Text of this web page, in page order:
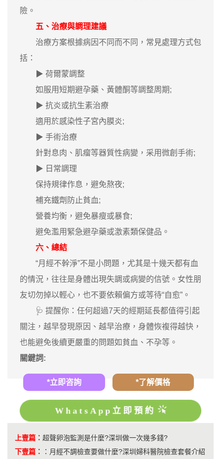
險。
五、治療與調理建議
治療方案根據病因不同而不同，常見處理方式包
括：
▶ 荷爾蒙調整
如服用短期避孕藥、黃體酮等調整周期;
▶ 抗炎或抗生素治療
適用於感染性子宮內膜炎;
▶ 手術治療
針對息肉、肌瘤等器質性病變，采用微創手術;
▶ 日常調理
保持規律作息，避免熬夜;
補充鐵劑防止貧血;
營養均衡，避免暴瘦或暴食;
避免濫用緊急避孕藥或激素類保健品。
六、總結
“月經不幹淨”不是小問題，尤其是十幾天都有血
的情況，往往是身體出現失調或病變的信號。女性朋
友切勿掉以輕心，也不要依賴偏方或等待“自愈”。
🩺 提醒你：任何超過7天的經期延長都值得引起
關注，越早發現原因、越早治療，身體恢複得越快，
也能避免後續更嚴重的問題如貧血、不孕等。
關鍵詞:
*立即咨詢 *了解價格
WhatsApp立即預約
上壹篇： 超聲卵泡監測是什麼?深圳做一次幾多錢?
下壹篇：
： 月經不調檢查要做什麼?深圳婦科醫院檢查套餐介紹